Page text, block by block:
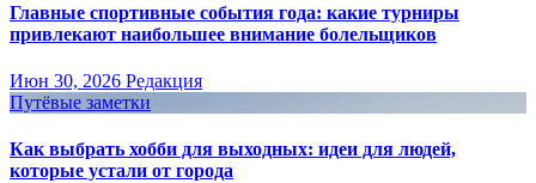
Главные спортивные события года: какие турниры
привлекают наибольшее внимание болельщиков
Июн 30, 2026 Редакция
Путёвые заметки
Как выбрать хобби для выходных: идеи для людей,
которые устали от города